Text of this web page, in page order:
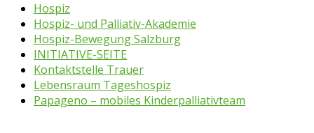
Hospiz
Hospiz- und Palliativ-Akademie
Hospiz-Bewegung Salzburg
INITIATIVE-SEITE
Kontaktstelle Trauer
Lebensraum Tageshospiz
Papageno – mobiles Kinderpalliativteam